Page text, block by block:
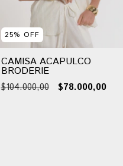
25% OFF
CAMISA ACAPULCO
BRODERIE
$104.000,00 $78.000,00